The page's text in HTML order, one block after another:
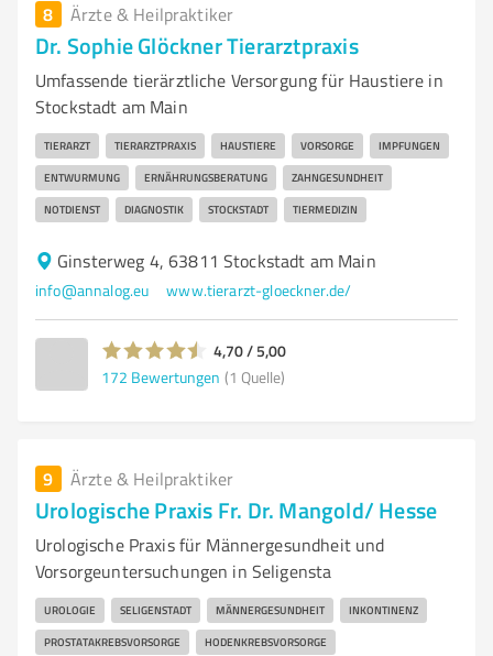
8 Ärzte & Heilpraktiker
Dr. Sophie Glöckner Tierarztpraxis
Umfassende tierärztliche Versorgung für Haustiere in
Stockstadt am Main
TIERARZT TIERARZTPRAXIS HAUSTIERE VORSORGE IMPFUNGEN
ENTWURMUNG ERNÄHRUNGSBERATUNG ZAHNGESUNDHEIT
NOTDIENST DIAGNOSTIK STOCKSTADT TIERMEDIZIN
Ginsterweg 4, 63811 Stockstadt am Main
info@annalog.eu www.tierarzt-gloeckner.de/
4,70 / 5,00
172 Bewertungen (1 Quelle)
9 Ärzte & Heilpraktiker
Urologische Praxis Fr. Dr. Mangold/ Hesse
Urologische Praxis für Männergesundheit und
Vorsorgeuntersuchungen in Seligensta
UROLOGIE SELIGENSTADT MÄNNERGESUNDHEIT INKONTINENZ
PROSTATAKREBSVORSORGE HODENKREBSVORSORGE